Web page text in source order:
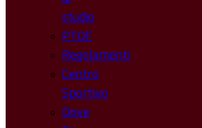
studio
PTOF
Regolamenti
Centro
Sportivo
Dove